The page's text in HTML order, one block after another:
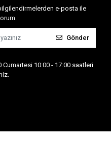
e-posta ile
Gönder
Cumartesi 10:00 - 17:00 saatleri